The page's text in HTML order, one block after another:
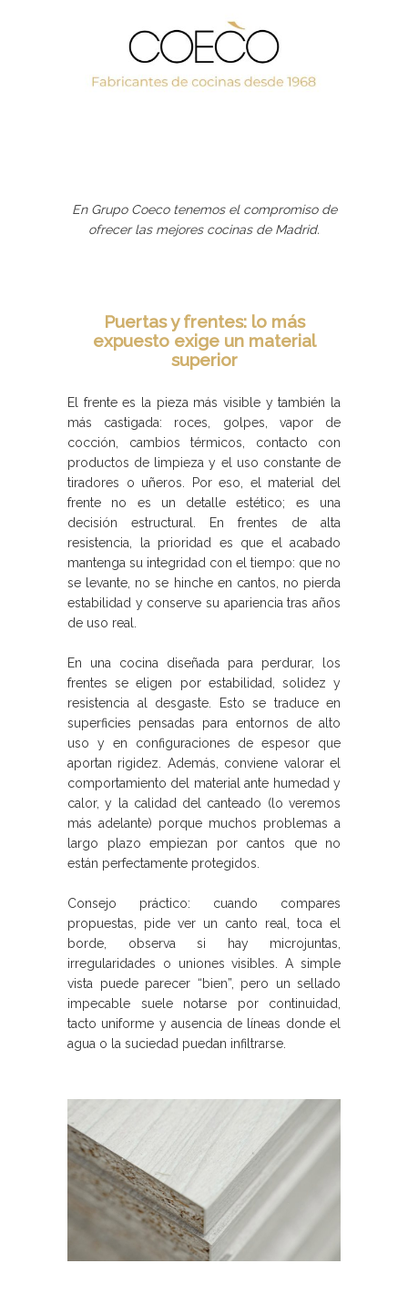
En Grupo Coeco tenemos el compromiso de
ofrecer las mejores cocinas de Madrid.
Puertas y frentes: lo más
expuesto exige un material
superior
El frente es la pieza más visible y también la
más castigada: roces, golpes, vapor de
cocción, cambios térmicos, contacto con
productos de limpieza y el uso constante de
tiradores o uñeros. Por eso, el material del
frente no es un detalle estético; es una
decisión estructural. En frentes de alta
resistencia, la prioridad es que el acabado
mantenga su integridad con el tiempo: que no
se levante, no se hinche en cantos, no pierda
estabilidad y conserve su apariencia tras años
de uso real.
En una cocina diseñada para perdurar, los
frentes se eligen por estabilidad, solidez y
resistencia al desgaste. Esto se traduce en
superficies pensadas para entornos de alto
uso y en configuraciones de espesor que
aportan rigidez. Además, conviene valorar el
comportamiento del material ante humedad y
calor, y la calidad del canteado (lo veremos
más adelante) porque muchos problemas a
largo plazo empiezan por cantos que no
están perfectamente protegidos.
Consejo práctico: cuando compares
propuestas, pide ver un canto real, toca el
borde, observa si hay microjuntas,
irregularidades o uniones visibles. A simple
vista puede parecer “bien”, pero un sellado
impecable suele notarse por continuidad,
tacto uniforme y ausencia de líneas donde el
agua o la suciedad puedan infiltrarse.